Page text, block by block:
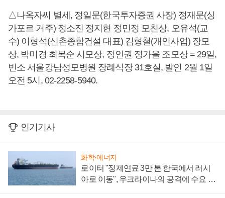
△나옥자씨 별세, 정일문(한국투자증권 사장) 정재문(싱
가포르 거주) 정소진 정지현 정민정 모친상, 오유석(교
수) 이형석(신촌종합건설 대표) 김형철(개인사업) 장모
상, 박미경 최복순 시모상, 정인권 정가을 조모상 = 29일,
빈소 서울강남성모병원 장례식장 31호실, 발인 2월 1일
오전 5시, 02-2258-5940.
인기기사
화학·에너지
로이터 "정제연료 3만 톤 한국에서 러시
아로 이동", 우크라이나의 공격에 수요 늘